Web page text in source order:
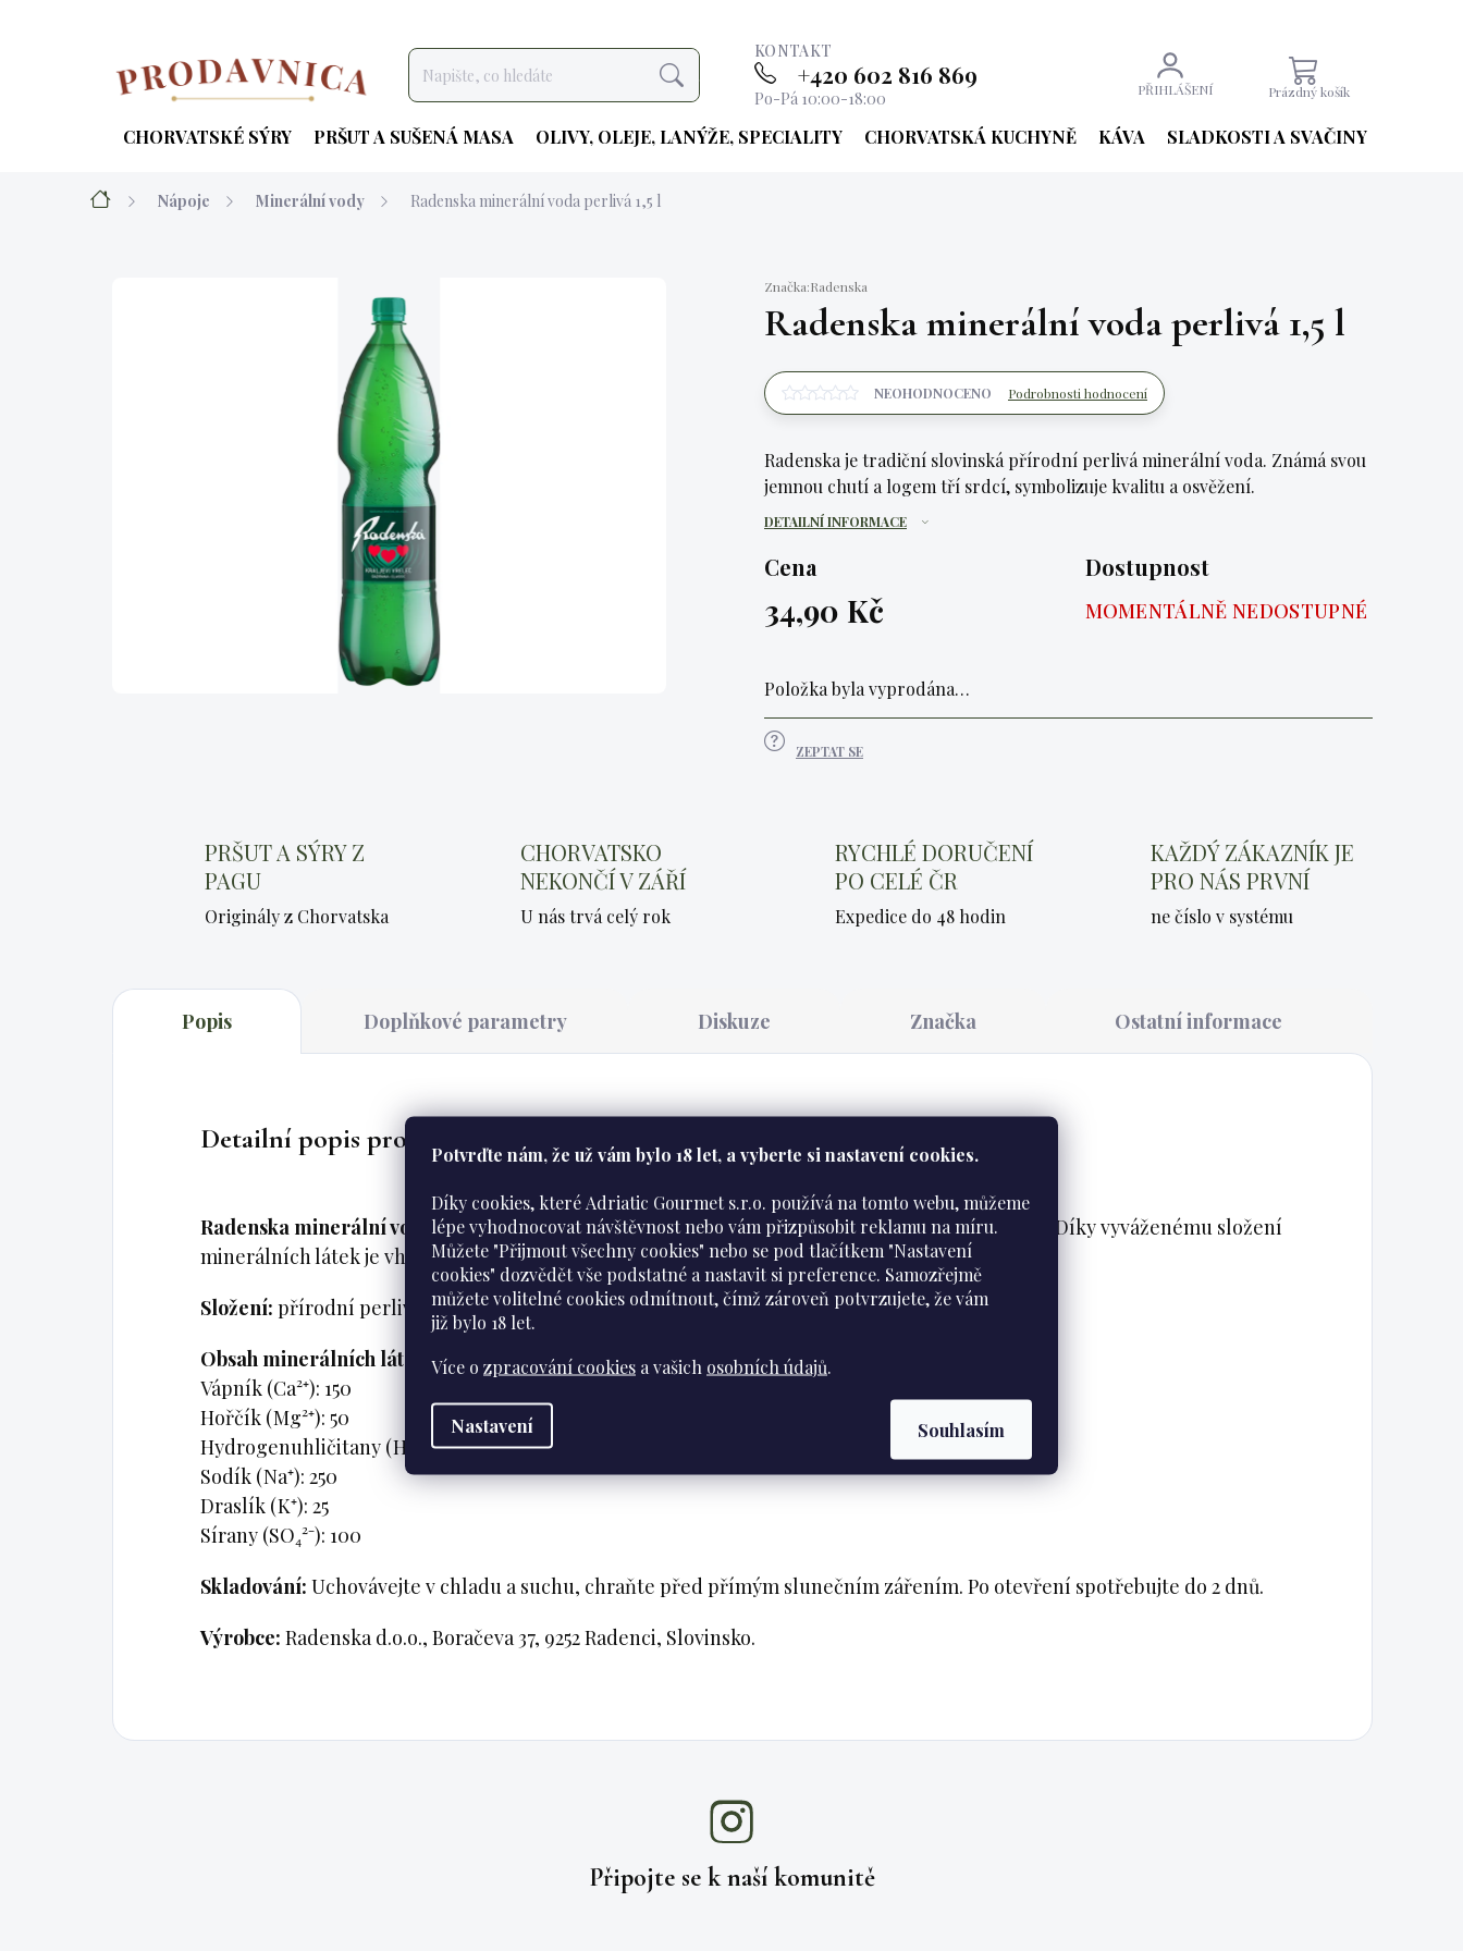
Potvrďte nám​​, že už vám bylo 18 let, a vyberte si nastavení cookies.
Díky cookies, které Adriatic Gourmet s.r.o. používá na tomto webu, můžeme
lépe vyhodnocovat návštěvnost nebo vám přizpůsobit reklamu na míru.
Můžete "Přijmout všechny cookies" nebo se pod tlačítkem "Nastavení
cookies" dozvědět vše podstatné a nastavit si preference. Samozřejmě
můžete volitelné cookies odmítnout, čímž zároveň potvrzujete, že vám
již bylo 18 let.
Více o zpracování cookies a vašich osobních údajů.
Nastavení Souhlasím
Hledat
KONTAKT
+420 602 816 869
Po-Pá 10:00-18:00 PŘIHLÁŠENÍ NÁKUPNÍ
KOŠÍK
Prázdný košík
CHORVATSKÉ SÝRY PRŠUT A SUŠENÁ MASA OLIVY, OLEJE, LANÝŽE, SPECIALITY CHORVATSKÁ KUCHYNĚ KÁVA SLADKOSTI A SVAČINY
Domů Nápoje Minerální vody Radenska minerální voda perlivá 1,5 l
Značka:Radenska
Radenska minerální voda perlivá 1,5 l
NEOHODNOCENO Podrobnosti hodnocení
Radenska je tradiční slovinská přírodní perlivá minerální voda. Známá svou
jemnou chutí a logem tří srdcí, symbolizuje kvalitu a osvěžení.
DETAILNÍ INFORMACE
Cena
34,90 Kč
cena:
Dostupnost
MOMENTÁLNĚ NEDOSTUPNÉ
Položka byla vyprodána…
ZEPTAT SE
PRŠUT A SÝRY Z
PAGU
Originály z Chorvatska
CHORVATSKO
NEKONČÍ V ZÁŘÍ
U nás trvá celý rok
RYCHLÉ DORUČENÍ
PO CELÉ ČR
Expedice do 48 hodin
KAŽDÝ ZÁKAZNÍK JE
PRO NÁS PRVNÍ
ne číslo v systému
Popis Doplňkové parametry Diskuze Značka Ostatní informace
Detailní popis produktu
Radenska minerální voda 1,5 lje přírodní perlivá minerální voda s tradicí sahající do 19. století. Díky vyváženému složení
minerálních látek je vhodná pro každodenní pitný režim.
Složení: přírodní perlivá minerální voda.
Obsah minerálních látek (mg/l):
Vápník (Ca²⁺): 150
Hořčík (Mg²⁺): 50
Hydrogenuhličitany (HCO₃⁻): 1200
Sodík (Na⁺): 250
Draslík (K⁺): 25
Sírany (SO₄²⁻): 100
Skladování: Uchovávejte v chladu a suchu, chraňte před přímým slunečním zářením. Po otevření spotřebujte do 2 dnů.
Výrobce: Radenska d.o.o., Boračeva 37, 9252 Radenci, Slovinsko.
Připojte se k naší komunitě